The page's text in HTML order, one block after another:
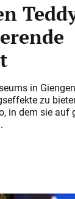
in
zu
in dem sie auf